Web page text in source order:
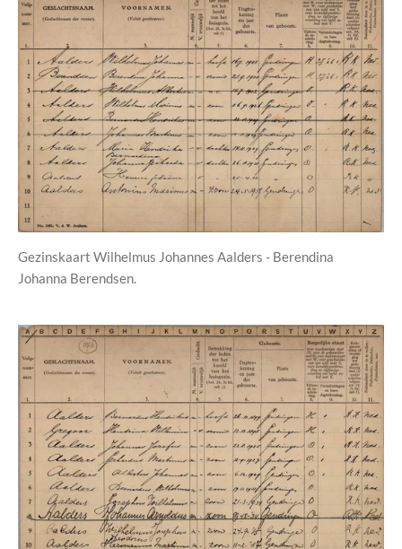
Gezinskaart Wilhelmus Johannes Aalders - Berendina
Johanna Berendsen.